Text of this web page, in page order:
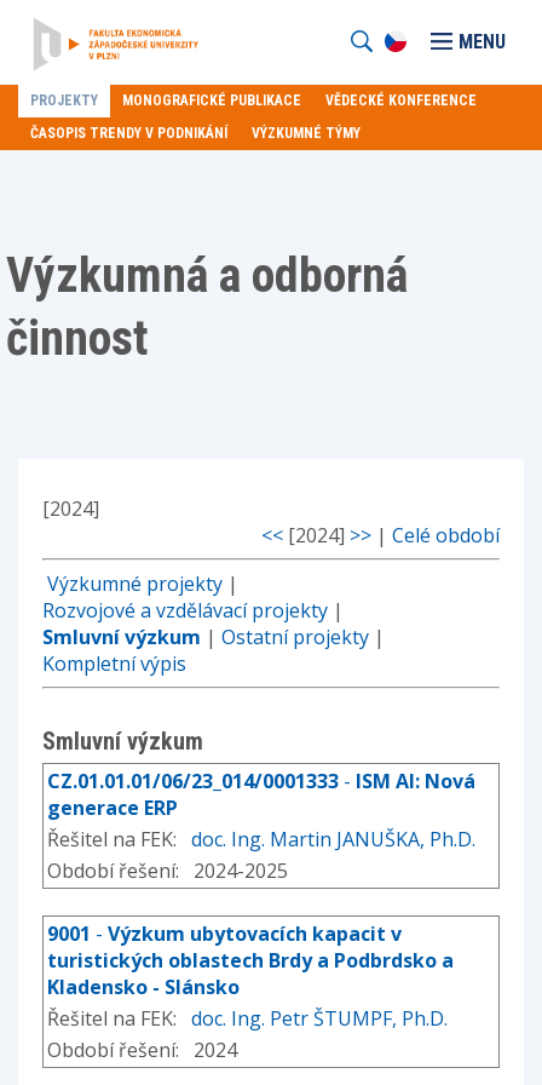
MENU
PROJEKTY MONOGRAFICKÉ PUBLIKACE
VĚDECKÉ KONFERENCE
ČASOPIS TRENDY V PODNIKÁNÍ
VÝZKUMNÉ TÝMY
Výzkumná a odborná
činnost
[2024]
<< [2024] >> | Celé období
Výzkumné projekty |
Rozvojové a vzdělávací projekty |
Smluvní výzkum | Ostatní projekty |
Kompletní výpis
Smluvní výzkum
CZ.01.01.01/06/23_014/0001333 - ISM AI: Nová
generace ERP
Řešitel na FEK: doc. Ing. Martin JANUŠKA, Ph.D.
Období řešení: 2024-2025
9001 - Výzkum ubytovacích kapacit v
turistických oblastech Brdy a Podbrdsko a
Kladensko - Slánsko
Řešitel na FEK: doc. Ing. Petr ŠTUMPF, Ph.D.
Období řešení: 2024